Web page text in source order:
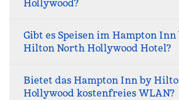
Hollywood?
Gibt es Speisen im Hampton Inn
Hilton North Hollywood Hotel?
Bietet das Hampton Inn by
Hollywood kostenfreies WLAN?